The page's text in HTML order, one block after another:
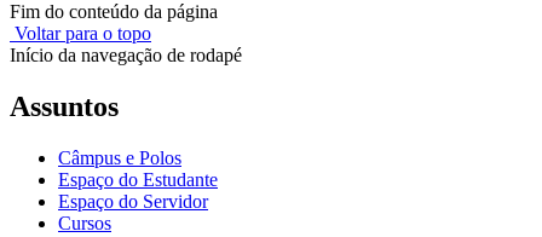
Fim do conteúdo da página
Voltar para o topo
Início da navegação de rodapé
Assuntos
Câmpus e Polos
Espaço do Estudante
Espaço do Servidor
Cursos